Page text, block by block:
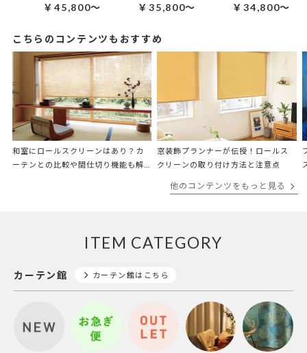
￥45,800～ ￥35,800～ ￥34,800～
こちらのコンテンツもおすすめ
和室にロールスクリーンはあり？カ
ーテンとの比較や間仕切り機能も解
窓装飾プランナーが伝授！ロールス
クリーンの取り付け方法と注意点
他のコンテンツをもっと見る
ITEM CATEGORY
カーテン館 カーテン館はこちら